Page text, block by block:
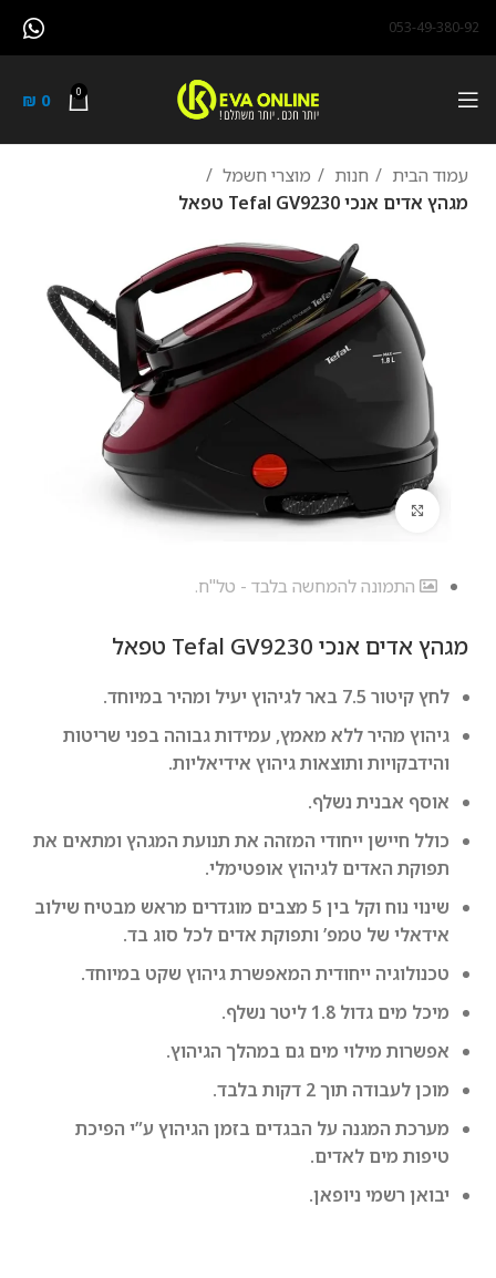
053-49-380-92
0
₪ 0
עמוד הבית חנות
מוצרי חשמל
מגהץ ‏אדים ‏אנכי Tefal GV9230 טפאל
לחץ להגדלה
התמונה להמחשה בלבד - טל"ח.
מגהץ ‏אדים ‏אנכי Tefal GV9230 טפאל
לחץ קיטור 7.5 באר לגיהוץ יעיל ומהיר במיוחד.
גיהוץ מהיר ללא מאמץ, עמידות גבוהה בפני שריטות
והידבקויות ותוצאות גיהוץ אידיאליות.
אוסף אבנית נשלף.
כולל חיישן ייחודי המזהה את תנועת המגהץ ומתאים את
תפוקת האדים לגיהוץ אופטימלי.
שינוי נוח וקל בין 5 מצבים מוגדרים מראש מבטיח שילוב
אידאלי של טמפ’ ותפוקת אדים לכל סוג בד.
טכנולוגיה ייחודית המאפשרת גיהוץ שקט במיוחד.
מיכל מים גדול 1.8 ליטר נשלף.
אפשרות מילוי מים גם במהלך הגיהוץ.
מוכן לעבודה תוך 2 דקות בלבד.
מערכת המגנה על הבגדים בזמן הגיהוץ ע”י הפיכת
טיפות מים לאדים.
יבואן רשמי ניופאן.